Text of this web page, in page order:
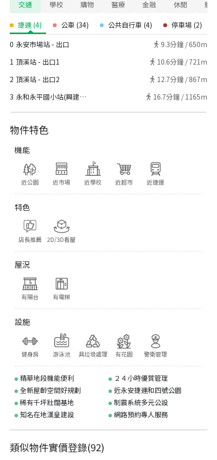
物件特色
機能
近公園 近市場 近學校 近超市 近捷運
特色
店長推薦 2D/3D看屋
屋況
有陽台 有電梯
設施
健身房 游泳池 具垃圾處理 有花園 警衛管理
精華地段機能便利
２４小時優質管理
全新屋齡空間好規劃
近永安捷運和四號公園
稀有千坪壯闊基地
制震系統多元公設
知名在地漢皇建設
網路預約專人服務
交通 學校 購物 醫療 金融 休閒 寵
捷運 (4) 公車 (34) 公共自行車 (4) 停車場 (2)
0 永安市場站 - 出口 9.3分鐘 /650m
1 頂溪站 - 出口1 10.6分鐘 / 721m
2 頂溪站 - 出口2 12.7分鐘 /867m
3 永和永平國小站(興建中) - 出口 16.7分鐘 / 1165m
類似物件實價登錄(92)